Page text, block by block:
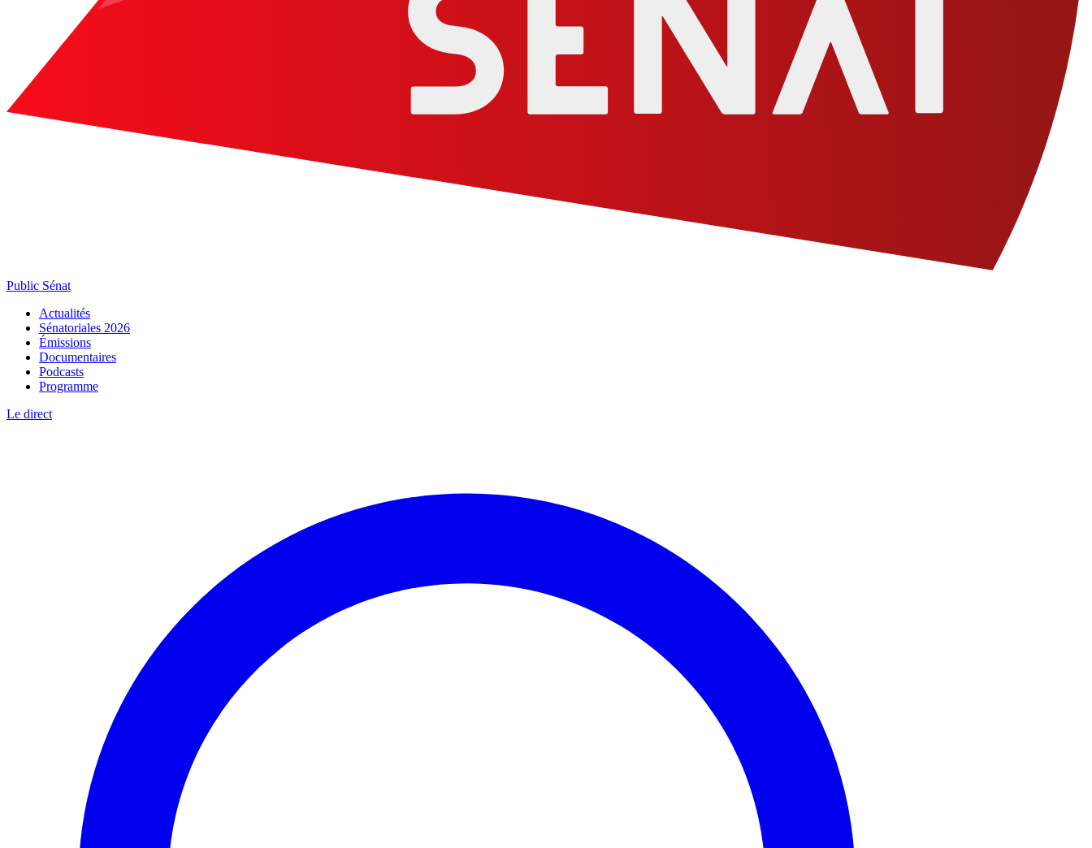
Public Sénat
Actualités
Sénatoriales 2026
Émissions
Documentaires
Podcasts
Programme
Le direct